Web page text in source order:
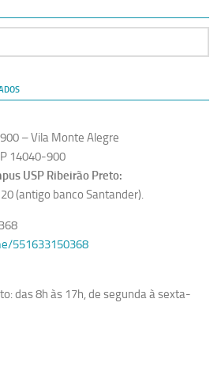
– Vila Monte Alegre
14040-900
USP Ribeirão Preto:
(antigo banco Santander).
551633150368
das 8h às 17h, de segunda à sexta-